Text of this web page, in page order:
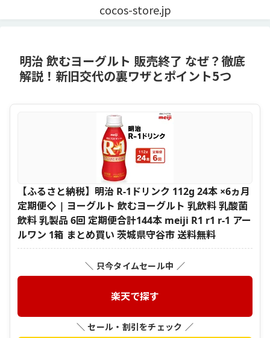
cocos-store.jp
明治 飲むヨーグルト 販売終了 なぜ？徹底
解説！新旧交代の裏ワザとポイント5つ
【ふるさと納税】明治 R-1ドリンク 112g 24本 ×6ヵ月
定期便◇ | ヨーグルト 飲むヨーグルト 乳飲料 乳酸菌
飲料 乳製品 6回 定期便合計144本 meiji R1 r1 r-1 アー
ルワン 1箱 まとめ買い 茨城県守谷市 送料無料
＼ 只今タイムセール中 ／
楽天で探す
＼ セール・割引をチェック ／